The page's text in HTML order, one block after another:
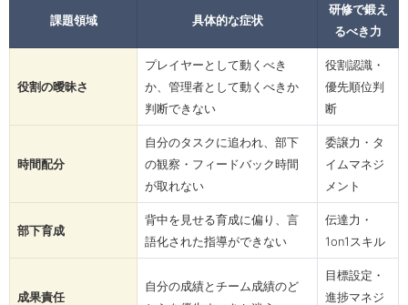
課題領域 具体的な症状
研修で鍛え
るべき力
役割の曖昧さ
プレイヤーとして動くべき
か、管理者として動くべきか
判断できない
役割認識・
優先順位判
断
時間配分
自分のタスクに追われ、部下
の観察・フィードバック時間
が取れない
委譲力・タ
イムマネジ
メント
部下育成
背中を見せる育成に偏り、言
語化された指導ができない
伝達力・
1on1スキル
成果責任
自分の成績とチーム成績のど
目標設定・
進捗マネジ